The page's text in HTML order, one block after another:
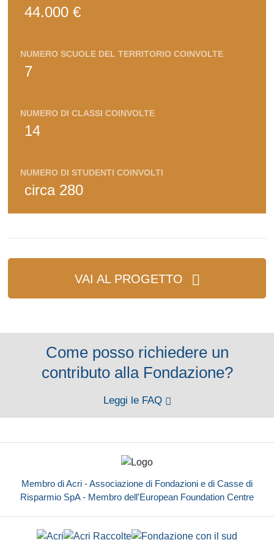
44.000 €
NUMERO SCUOLE DEL TERRITORIO COINVOLTE
7
NUMERO DI CLASSI COINVOLTE
14
NUMERO DI STUDENTI COINVOLTI
circa 280
VAI AL PROGETTO
Come posso richiedere un
contributo alla Fondazione?
Leggi le FAQ
Membro di Acri - Associazione di Fondazioni e di Casse di
Risparmio SpA - Membro dell'European Foundation Centre